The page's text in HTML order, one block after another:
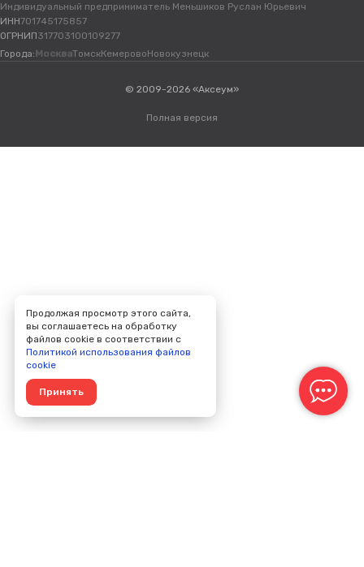
Индивидуальный предприниматель Меньшиков Руслан Юрьевич
ИНН701745175857
ОГРНИП317703100109277
Города: МоскваТомскКемеровоНовокузнецк
© 2009-2026 «Аксеум»
Полная версия
Продолжая просмотр этого сайта,
вы соглашаетесь на обработку
файлов cookie в соответствии с
Политикой использования файлов
cookie
Принять